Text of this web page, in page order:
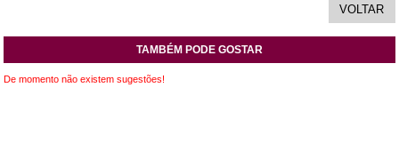
TAMBÉM PODE GOSTAR
De momento não existem sugestões!